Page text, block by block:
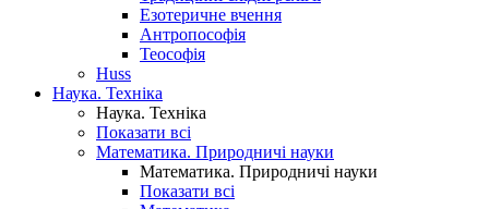
Езотеричне вчення
Антропософія
Теософія
Huss
Наука. Техніка
Наука. Техніка
Показати всі
Математика. Природничі науки
Математика. Природничі науки
Показати всі